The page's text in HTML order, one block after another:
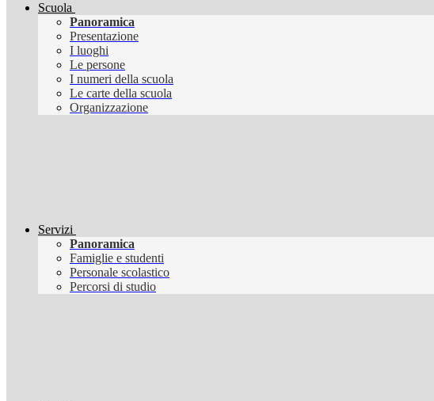
Scuola
Panoramica
Presentazione
I luoghi
Le persone
I numeri della scuola
Le carte della scuola
Organizzazione
Servizi
Panoramica
Famiglie e studenti
Personale scolastico
Percorsi di studio